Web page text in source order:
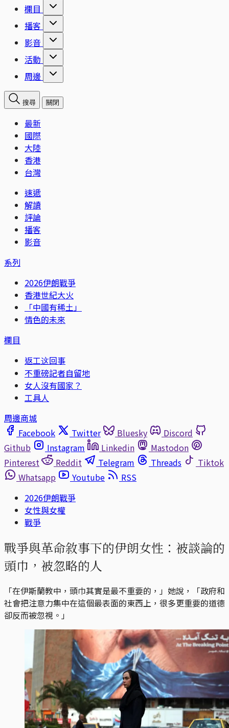
欄目
播客
影音
活動
周邊
搜尋 關閉
最新
國際
大陸
香港
台灣
速遞
解讀
評論
播客
影音
系列
2026伊朗戰爭
香港世紀大火
「中國有稀土」
情色的未來
欄目
返工这回事
不重磅記者自留地
女人沒有國家？
工具人
周邊商城
Facebook
Twitter Bluesky
Discord
Github
Instagram Linkedin
Mastodon
Pinterest
Reddit Telegram Threads
Tiktok
Whatsapp
Youtube
RSS
2026伊朗戰爭
女性與女權
戰爭
戰爭與革命敘事下的伊朗女性：被談論的
頭巾，被忽略的人
「在伊斯蘭教中，頭巾其實是最不重要的，」她說，「政府和
社會把注意力集中在這個最表面的東西上，很多更重要的道德
卻反而被忽視。」